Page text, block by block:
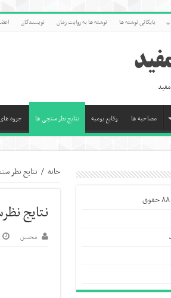
بایگانی نوشته ها نوشته ها به روایت زمان نویسندگان
مصاحبه ها وقایع یومیه نتایج نظر سنجی ها جزوه
خانه / نتایج نظر
نتایج
محسن